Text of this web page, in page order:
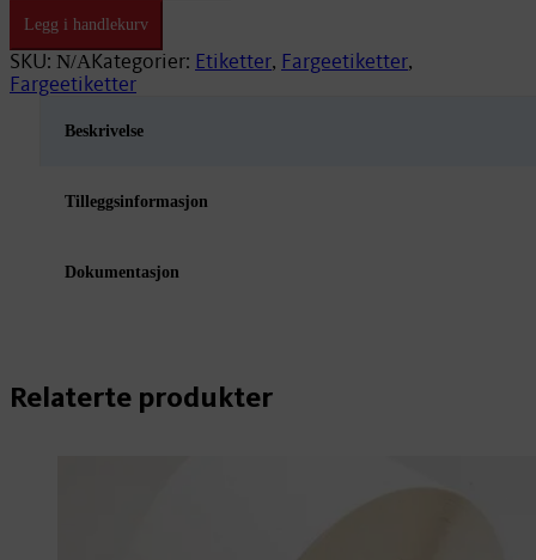
Premium
VE13
76mm/500
antall
Legg i handlekurv
SKU: N/AKategorier: Etiketter, Fargeetiketter,
Fargeetiketter
Beskrivelse
Tilleggsinformasjon
Dokumentasjon
Relaterte produkter